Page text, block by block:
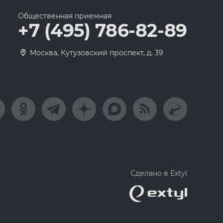
Общественная приемная
+7 (495) 786-82-89
Москва, Кутузовский проспект, д. 39
Сделано в Extyl